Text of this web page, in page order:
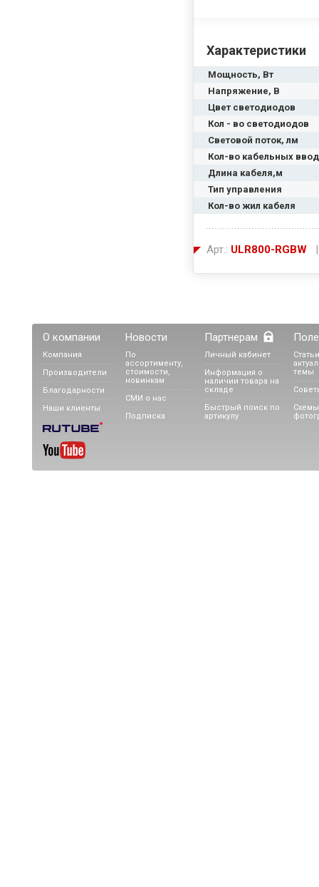
Характеристики
Мощность, Вт
Напряжение, В
Цвет светодиодов
Кол - во светодиодов
Световой поток, лм
Кол-во кабельных
Длина кабеля,м
Тип управления
Кол-во жил кабеля
Арт.: ULR800-RGBW |
О компании
Компания
Производители
Благодарности
Наши клиенты
Новости
По
ассортименту,
стоимости,
новинкам
СМИ о нас
Подписка
Партнерам
Личный кабинет
Информация о
наличии товара на
складе
Быстрый поиск по
артикулу
темы